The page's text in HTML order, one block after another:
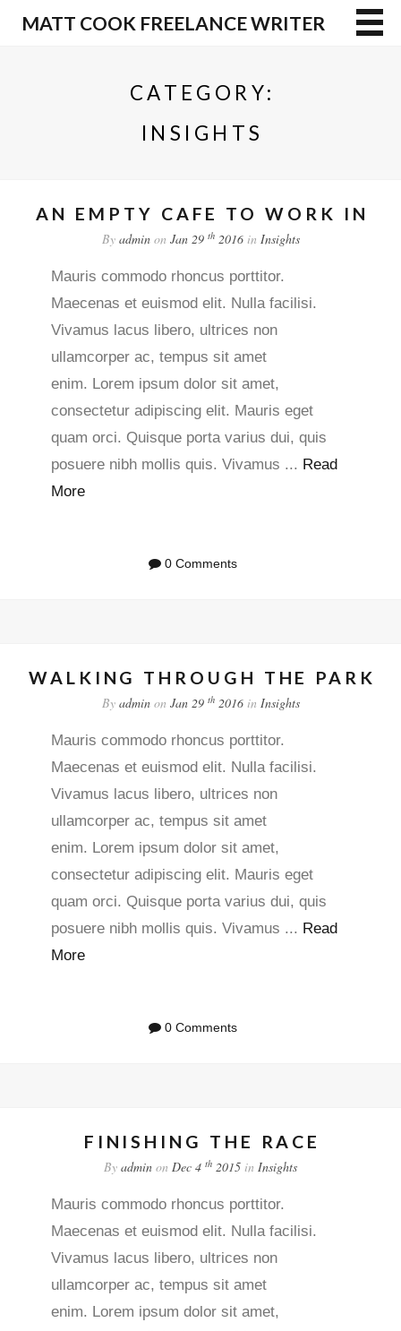
MATT COOK FREELANCE WRITER
CATEGORY:
INSIGHTS
AN EMPTY CAFE TO WORK IN
By adminon Jan 29 th2016in Insights
Mauris commodo rhoncus porttitor.
Maecenas et euismod elit. Nulla facilisi.
Vivamus lacus libero, ultrices non
ullamcorper ac, tempus sit amet
enim. Lorem ipsum dolor sit amet,
consectetur adipiscing elit. Mauris eget
quam orci. Quisque porta varius dui, quis
posuere nibh mollis quis. Vivamus ... Read
More
0 Comments
WALKING THROUGH THE PARK
By adminon Jan 29 th2016in Insights
Mauris commodo rhoncus porttitor.
Maecenas et euismod elit. Nulla facilisi.
Vivamus lacus libero, ultrices non
ullamcorper ac, tempus sit amet
enim. Lorem ipsum dolor sit amet,
consectetur adipiscing elit. Mauris eget
quam orci. Quisque porta varius dui, quis
posuere nibh mollis quis. Vivamus ... Read
More
0 Comments
FINISHING THE RACE
By admin on Dec 4 th 2015 in Insights
Mauris commodo rhoncus porttitor.
Maecenas et euismod elit. Nulla facilisi.
Vivamus lacus libero, ultrices non
ullamcorper ac, tempus sit amet
enim. Lorem ipsum dolor sit amet,